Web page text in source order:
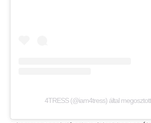
4TRESS (@iam4tress) által